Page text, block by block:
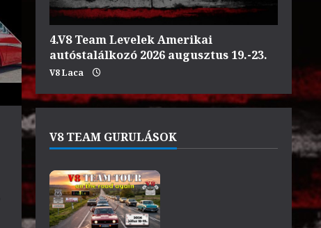
4.V8 Team Levelek Amerikai
autóstalálkozó 2026 augusztus 19.-23.
V8 Laca
V8 TEAM GURULÁSOK